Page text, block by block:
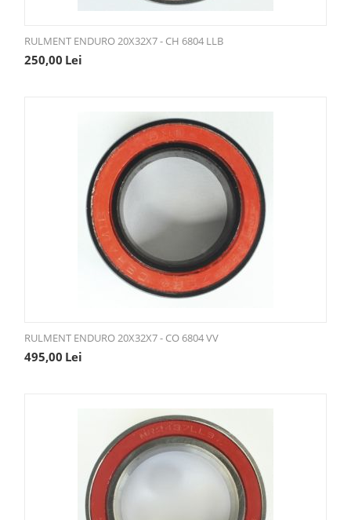
RULMENT ENDURO 20X32X7 - CH 6804 LLB
250,00 Lei
RULMENT ENDURO 20X32X7 - CO 6804 VV
495,00 Lei